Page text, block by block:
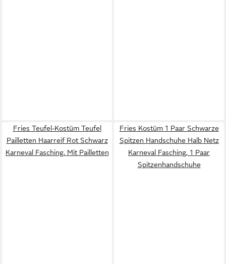
Fries Teufel-Kostüm Teufel
Pailletten Haarreif Rot Schwarz
Karneval Fasching, Mit Pailletten
Fries Kostüm 1 Paar Schwarze
Spitzen Handschuhe Halb Netz
Karneval Fasching, 1 Paar
Spitzenhandschuhe